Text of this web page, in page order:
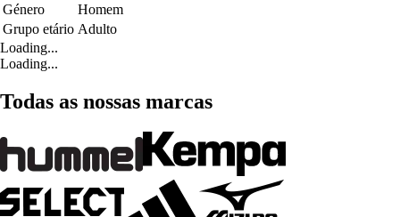
Género
Homem
Grupo etário Adulto
Loading...
Loading...
Todas as nossas marcas